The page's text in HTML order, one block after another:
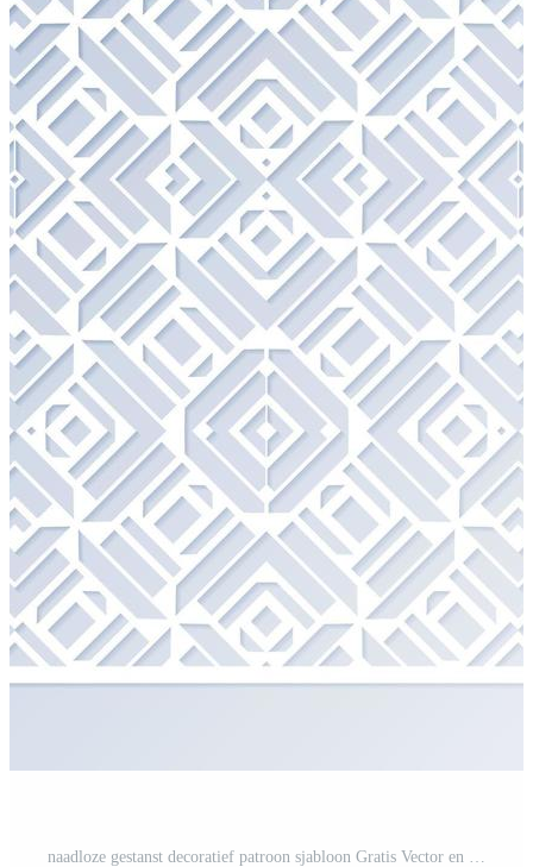
naadloze gestanst decoratief patroon sjabloon Gratis Vector en Gratis SVG